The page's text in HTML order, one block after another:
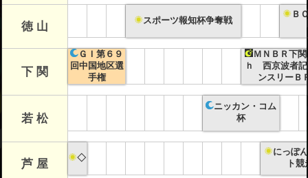
徳 山 スポーツ報知杯争奪戦
Ｂ
下 関
ＧＩ第６９
回中国地区選
手権
ＭＮＢＲ下
ｈ 西京波者
ンスリーＢ
若 松
ニッカン・コム
杯
芦 屋 ◇
にっぽ
ト